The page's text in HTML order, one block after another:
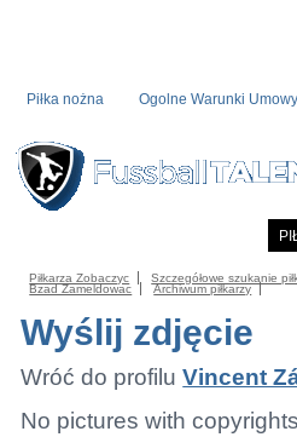
Piłka nożna Ogolne Warunki Umowy
Piłkarza Zobaczyc Szczegółowe szukanie
Bzad Zameldowac
Archiwum piłkarzy
Wyślij zdjęcie
Wróć do profiluVincent
No pictures with